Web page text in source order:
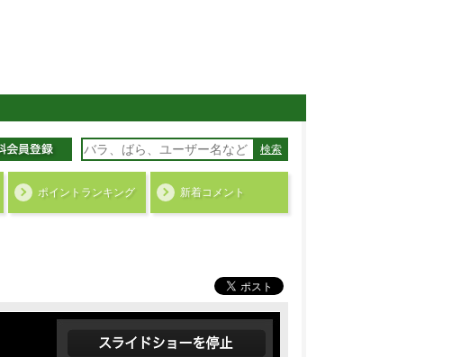
検索
ポイント ランキング 新着コメント